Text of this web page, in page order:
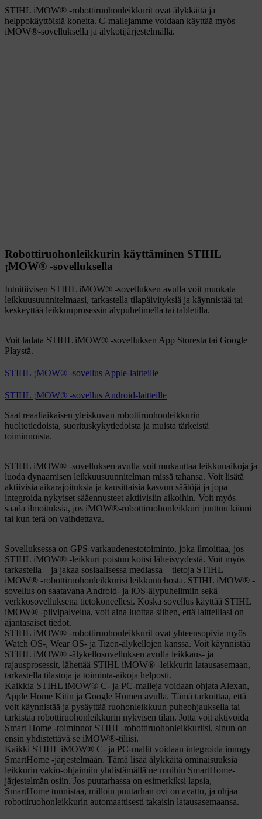
STIHL iMOW® -robottiruohonleikkurit ovat älykkäitä ja
helppokäyttöisiä koneita. C-mallejamme voidaan käyttää myös
iMOW®-sovelluksella ja älykotijärjestelmällä.
Robottiruohonleikkurin käyttäminen STIHL
¡MOW® -sovelluksella
Intuitiivisen STIHL iMOW® -sovelluksen avulla voit muokata
leikkuusuunnitelmaasi, tarkastella tilapäivityksiä ja käynnistää tai
keskeyttää leikkuuprosessin älypuhelimella tai tabletilla.
Voit ladata STIHL iMOW® -sovelluksen App Storesta tai Google
Playstä.
STIHL ¡MOW® -sovellus Apple-laitteille
STIHL ¡MOW® -sovellus Android-laitteille
Saat reaaliaikaisen yleiskuvan robottiruohonleikkurin
huoltotiedoista, suorituskykytiedoista ja muista tärkeistä
toiminnoista.
STIHL iMOW® -sovelluksen avulla voit mukauttaa leikkuuaikoja ja
luoda dynaamisen leikkuusuunnitelman missä tahansa. Voit lisätä
aktiivisia aikarajoituksia ja kausittaisia kasvun säätöjä ja jopa
integroida nykyiset sääennusteet aktiivisiin aikoihin. Voit myös
saada ilmoituksia, jos iMOW®-robottiruohonleikkuri juuttuu kiinni
tai kun terä on vaihdettava.
Sovelluksessa on GPS-varkaudenestotoiminto, joka ilmoittaa, jos
STIHL iMOW® -leikkuri poistuu kotisi läheisyydestä. Voit myös
tarkastella – ja jakaa sosiaalisessa mediassa – tietoja STIHL
iMOW® -robottiruohonleikkurisi leikkuutehosta. STIHL iMOW® -
sovellus on saatavana Android- ja iOS-älypuhelimiin sekä
verkkosovelluksena tietokoneellesi. Koska sovellus käyttää STIHL
iMOW® -pilvipalvelua, voit aina luottaa siihen, että laitteillasi on
ajantasaiset tiedot.
STIHL iMOW® -robottiruohonleikkurit ovat yhteensopivia myös
Watch OS-, Wear OS- ja Tizen-älykellojen kanssa. Voit käynnistää
STIHL iMOW® -älykellosovelluksen avulla leikkaus- ja
rajausprosessit, lähettää STIHL iMOW® -leikkurin latausasemaan,
tarkastella tilastoja ja toiminta-aikoja helposti.
Kaikkia STIHL iMOW® C- ja PC-malleja voidaan ohjata Alexan,
Apple Home Kitin ja Google Homen avulla. Tämä tarkoittaa, että
voit käynnistää ja pysäyttää ruohonleikkuun puheohjauksella tai
tarkistaa robottiruohonleikkurin nykyisen tilan. Jotta voit aktivoida
Smart Home -toiminnot STIHL-robottiruohonleikkuriisi, sinun on
ensin yhdistettävä se iMOW®-tiliisi.
Kaikki STIHL iMOW® C- ja PC-mallit voidaan integroida innogy
SmartHome -järjestelmään. Tämä lisää älykkäitä ominaisuuksia
leikkurin vakio-ohjaimiin yhdistämällä ne muihin SmartHome-
järjestelmän osiin. Jos puutarhassa on esimerkiksi lapsia,
SmartHome tunnistaa, milloin puutarhan ovi on avattu, ja ohjaa
robottiruohonleikkurin automaattisesti takaisin latausasemaansa.